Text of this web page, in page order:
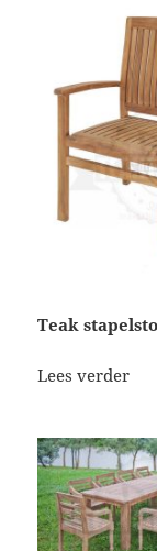
Teak
Lees verder